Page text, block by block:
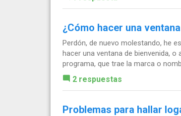
¿Cómo hacer una
Perdón, de nuevo molestando, he
hacer una ventana de bienvenida,
programa, que trae la marca o
2 respuestas
Problemas para hallar